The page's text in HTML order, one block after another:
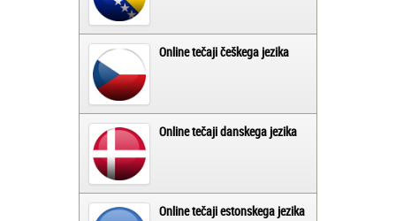
Online tečaji češkega jezika
Online tečaji danskega jezika
Online tečaji estonskega jezika